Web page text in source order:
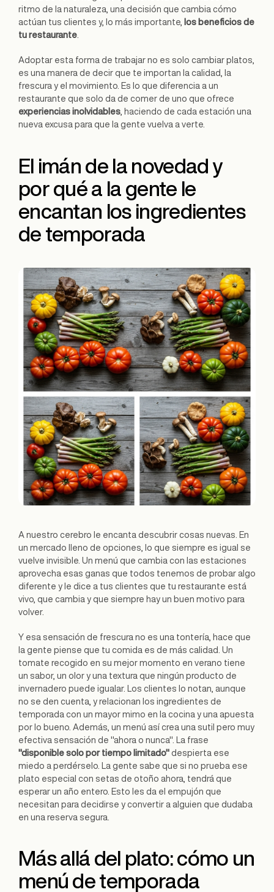
ritmo de la naturaleza, una decisión que cambia cómo
actúan tus clientes y, lo más importante,
los beneficios de
tu restaurante.
Adoptar esta forma de trabajar no es solo cambiar platos,
es una manera de decir que te importan la calidad, la
frescura y el movimiento. Es lo que diferencia a un
restaurante que solo da de comer de uno que ofrece
experiencias inolvidables, haciendo de cada estación una
nueva excusa para que la gente vuelva a verte.
El imán de la novedad y
por qué a la gente le
encantan los ingredientes
de temporada
A nuestro cerebro le encanta descubrir cosas nuevas. En
un mercado lleno de opciones, lo que siempre es igual se
vuelve invisible. Un menú que cambia con las estaciones
aprovecha esas ganas que todos tenemos de probar algo
diferente y le dice a tus clientes que tu restaurante está
vivo, que cambia y que siempre hay un buen motivo para
volver.
Y esa sensación de frescura no es una tontería, hace que
la gente piense que tu comida es de más calidad. Un
tomate recogido en su mejor momento en verano tiene
un sabor, un olor y una textura que ningún producto de
invernadero puede igualar. Los clientes lo notan, aunque
no se den cuenta, y relacionan los ingredientes de
temporada con un mayor mimo en la cocina y una apuesta
por lo bueno. Además, un menú así crea una sutil pero muy
efectiva sensación de "ahora o nunca". La frase
"disponible solo por tiempo limitado"despierta ese
miedo a perdérselo. La gente sabe que si no prueba ese
plato especial con setas de otoño ahora, tendrá que
esperar un año entero. Esto les da el empujón que
necesitan para decidirse y convertir a alguien que dudaba
en una reserva segura.
Más allá del plato: cómo un
menú de temporada